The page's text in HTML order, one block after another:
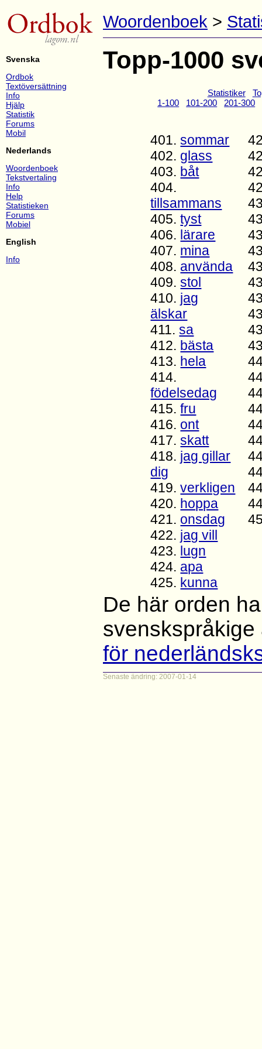
Woordenboek >
Topp-1000
Statistiker
1-100
101-200 201-300
401.sommar
402. glass
403. båt
404.
tillsammans
405.tyst
406. lärare
407. mina
408. använda
409.stol
410. jag
älskar
411.sa
412. bästa
413. hela
414.
födelsedag
415.fru
416. ont
417.skatt
418. jag gillar
dig
419.verkligen
420. hoppa
421. onsdag
422. jag vill
423. lugn
424. apa
425. kunna
De här orden
för
Senaste ändring: 2007-01-14
Svenska
Ordbok
Textöversättning
Info
Hjälp
Statistik
Forums
Mobil
Nederlands
Woordenboek
Tekstvertaling
Info
Help
Statistieken
Forums
Mobiel
English
Info